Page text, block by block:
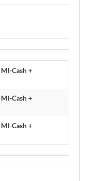
Cash +
Cash +
Cash +